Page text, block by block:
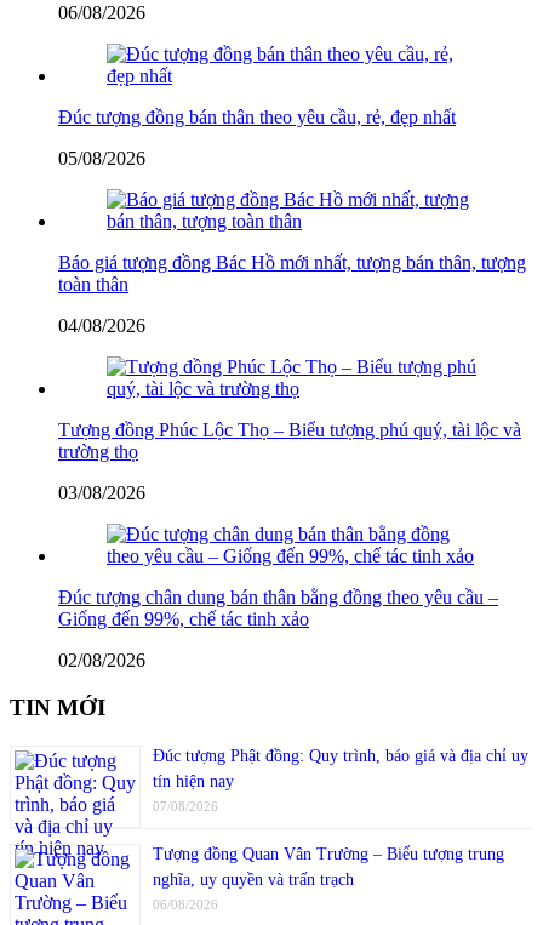
06/08/2026
Đúc tượng đồng bán thân theo yêu cầu, rẻ, đẹp nhất
05/08/2026
Báo giá tượng đồng Bác Hồ mới nhất, tượng bán thân, tượng
toàn thân
04/08/2026
Tượng đồng Phúc Lộc Thọ – Biểu tượng phú quý, tài lộc và
trường thọ
03/08/2026
Đúc tượng chân dung bán thân bằng đồng theo yêu cầu –
Giống đến 99%, chế tác tinh xảo
02/08/2026
TIN MỚI
Đúc tượng Phật đồng: Quy trình, báo giá và địa chỉ uy
tín hiện nay
07/08/2026
Tượng đồng Quan Vân Trường – Biểu tượng trung
nghĩa, uy quyền và trấn trạch
06/08/2026